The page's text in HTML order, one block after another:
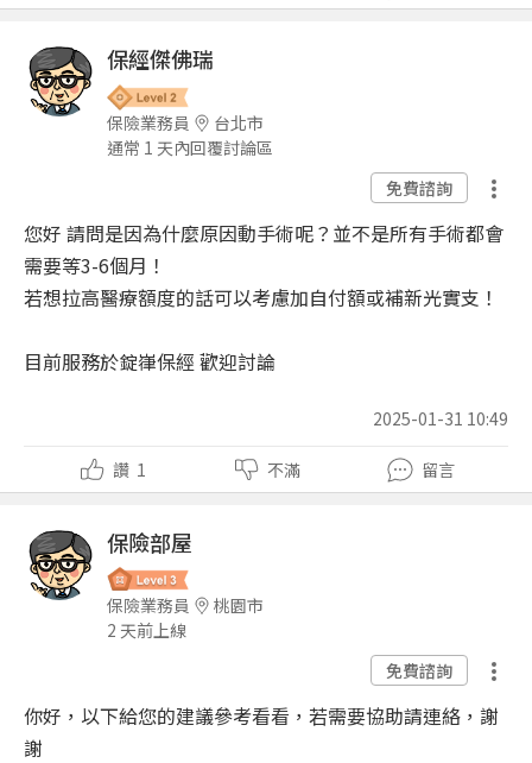
保經傑佛瑞
保險業務員
台北市
通常 1 天內回覆討論區
免費諮詢
您好 請問是因為什麼原因動手術呢？並不是所有手術都會
需要等3-6個月！
若想拉高醫療額度的話可以考慮加自付額或補新光實支！
目前服務於錠嵂保經 歡迎討論
2025-01-31 10:49
讚 1 不滿 留言
保險部屋
保險業務員
桃園市
2 天前上線
免費諮詢
你好，以下給您的建議參考看看，若需要協助請連絡，謝
謝